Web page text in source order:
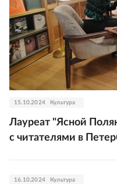
15.10.2024 Культура
Лауреат "Ясной
с читателями в
16.10.2024 Культура